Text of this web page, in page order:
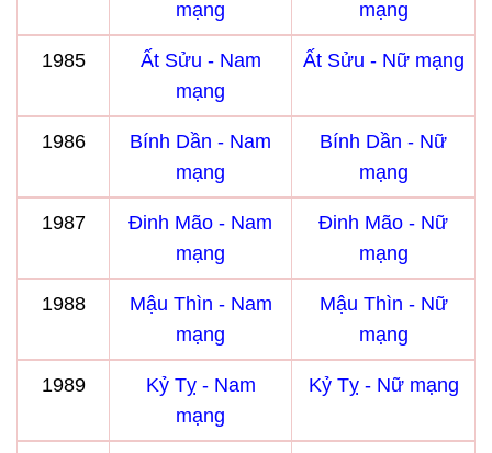
mạng mạng
1985
Ất Sửu - Nam
mạng
Ất Sửu - Nữ mạng
1986
Bính Dần - Nam
mạng
Bính Dần - Nữ
mạng
1987
Đinh Mão - Nam
mạng
Đinh Mão - Nữ
mạng
1988
Mậu Thìn - Nam
mạng
Mậu Thìn - Nữ
mạng
1989
Kỷ Tỵ - Nam
mạng
Kỷ Tỵ - Nữ mạng